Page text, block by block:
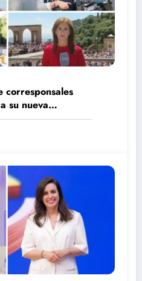
corresponsales
su nueva